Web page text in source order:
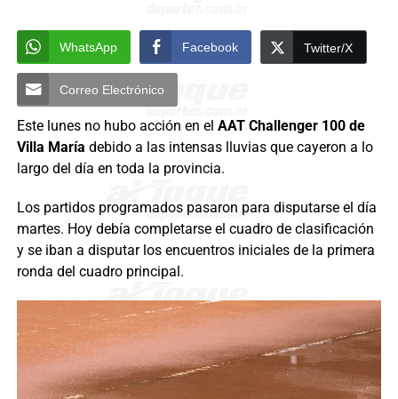
WhatsApp Facebook Twitter/X
Correo Electrónico
Este lunes no hubo acción en el AAT Challenger 100 de
Villa María debido a las intensas lluvias que cayeron a lo
largo del día en toda la provincia.
Los partidos programados pasaron para disputarse el día
martes. Hoy debía completarse el cuadro de clasificación
y se iban a disputar los encuentros iniciales de la primera
ronda del cuadro principal.